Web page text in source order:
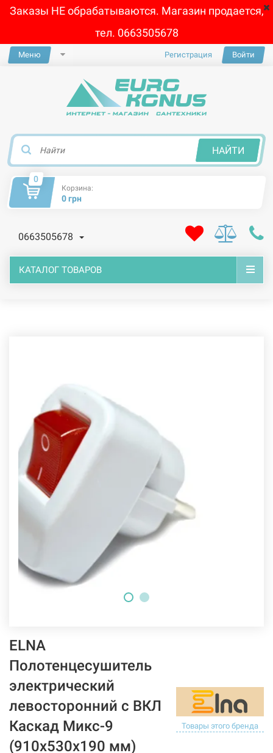
Заказы НЕ обрабатываются. Магазин продается,
тел. 0663505678
Меню Регистрация Войти
НАЙТИ
0
Корзина:
0 грн
0663505678
КАТАЛОГ ТОВАРОВ
ELNA
Полотенцесушитель
электрический
левосторонний с ВКЛ
Каскад Микс-9
(910х530х190 мм)
Товары этого бренда